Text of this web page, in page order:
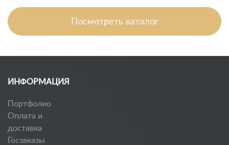
Посмотреть каталог
ИНФОРМАЦИЯ
Портфолио
Оплата и
доставка
Госзаказы